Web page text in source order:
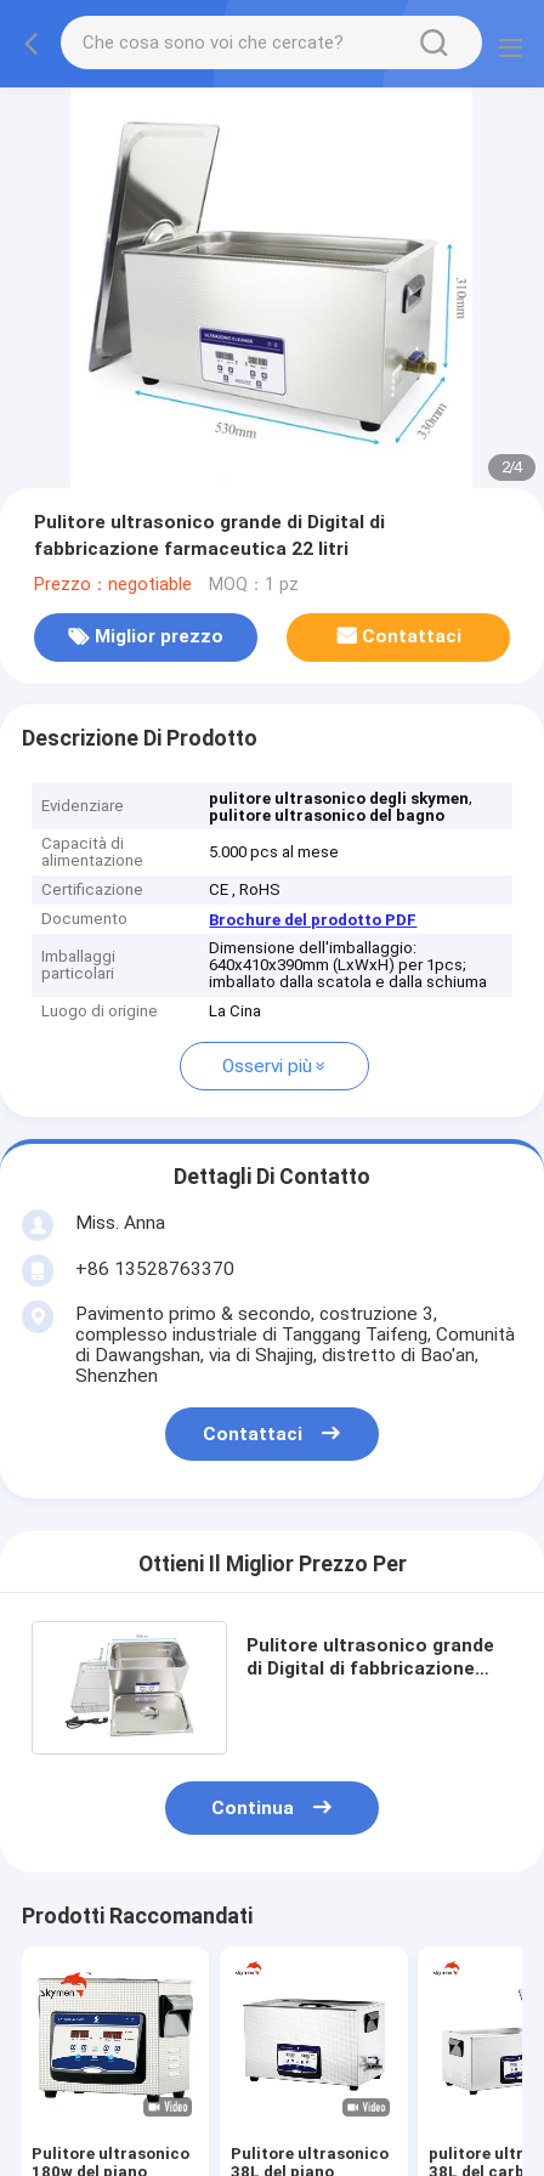
2/4
Pulitore ultrasonico grande di Digital di
fabbricazione farmaceutica 22 litri
Prezzo：negotiable MOQ：1 pz
Miglior prezzo Contattaci
Descrizione Di Prodotto
Evidenziare pulitore ultrasonico degli skymen,
pulitore ultrasonico del bagno
Capacità di
alimentazione
5.000 pcs al mese
Certificazione
CE , RoHS
Documento
Brochure del prodotto PDF
Imballaggi
particolari
Dimensione dell'imballaggio:
640x410x390mm (LxWxH) per 1pcs;
imballato dalla scatola e dalla schiuma
Luogo di origine
La Cina
Osservi più
Dettagli Di Contatto
Miss. Anna
+86 13528763370
Pavimento primo & secondo, costruzione 3,
complesso industriale di Tanggang Taifeng, Comunità
di Dawangshan, via di Shajing, distretto di Bao'an,
Shenzhen
Contattaci
Ottieni Il Miglior Prezzo Per
Pulitore ultrasonico grande
di Digital di fabbricazione
Continua
Prodotti Raccomandati
Pulitore ultrasonico
180w del piano
Pulitore ultrasonico
38L del piano
pulitore
38L del